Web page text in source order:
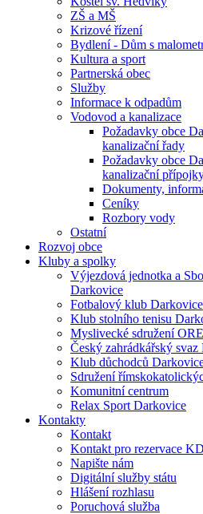
ZŠ a MŠ
Krizové řízení
Bydlení - Dům s
Kultura a sport
Partnerská obec
Služby
Informace k odpadům
Vodovod a kanalizace
Požadavky obce
kanalizační řady
Požadavky obce
kanalizační
Dokumenty,
Ceníky
Rozbory vody
Ostatní
Rozvoj obce
Kluby a spolky
Výjezdová jednotka a
Darkovice
Fotbalový klub Darkovice
Klub stolního tenisu
Myslivecké sdružení
Český zahrádkářský
Klub důchodců
Sdružení
Komunitní centrum
Relax Sport Darkovice
Kontakty
Kontakt
Kontakt pro rezervace KD
Napište nám
Digitální služby státu
Hlášení rozhlasu
Poruchová služba